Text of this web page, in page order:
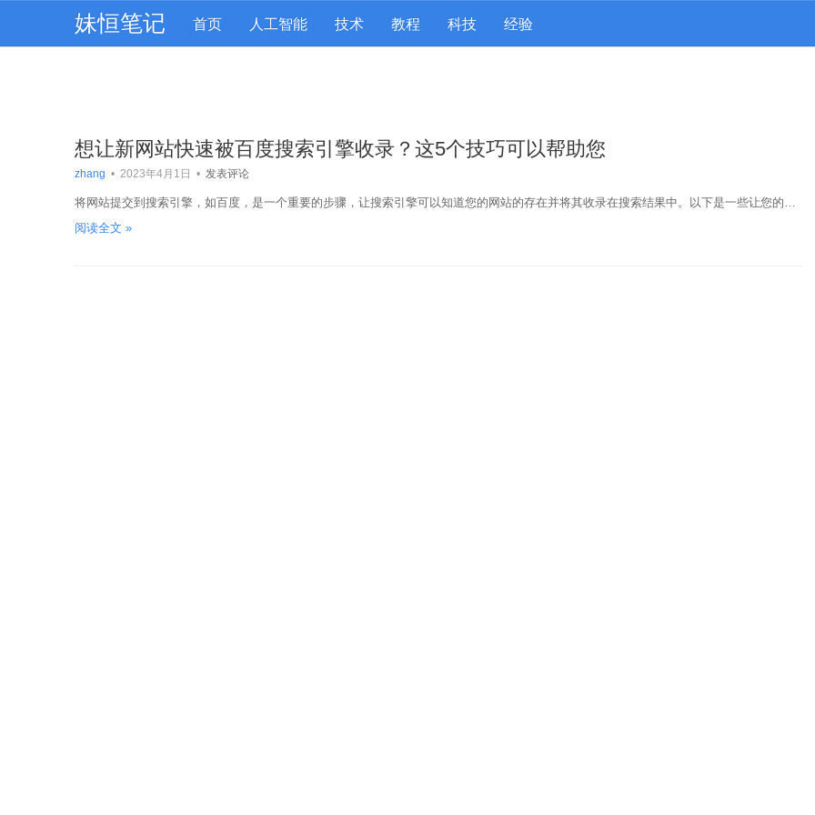
妹恒笔记 首页 人工智能 技术 教程 科技 经验
想让新网站快速被百度搜索引擎收录？这5个技巧可以帮助您
zhang • 2023年4月1日 • 发表评论
将网站提交到搜索引擎，如百度，是一个重要的步骤，让搜索引擎可以知道您的网站的存在并将其收录在搜索结果中。以下是一些让您的…
阅读全文 »